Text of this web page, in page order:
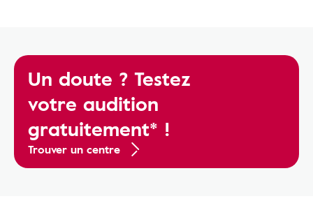
Un doute ? Testez
votre audition
gratuitement* !
Trouver un centre